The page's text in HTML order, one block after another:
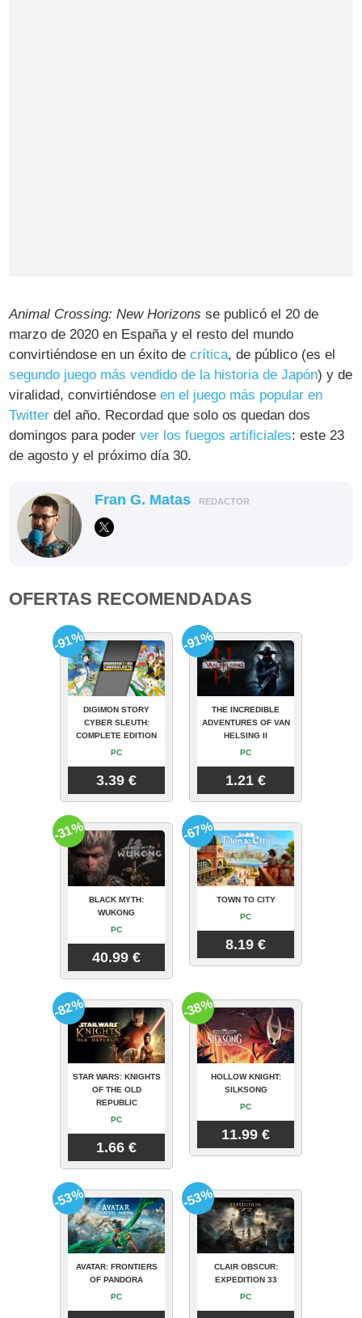
Animal Crossing: New Horizons se publicó el 20 de
marzo de 2020 en España y el resto del mundo
convirtiéndose en un éxito decrítica, de público (es el
segundo juego más vendido de la historia de Japón) y de
viralidad, convirtiéndoseen el juego más popular en
Twitter del año. Recordad que solo os quedan dos
domingos para poderver los fuegos artificiales: este 23
de agosto y el próximo día 30.
Fran G. Matas REDACTOR
OFERTAS RECOMENDADAS
DIGIMON STORY
CYBER SLEUTH:
COMPLETE EDITION
PC
3.39 €
-91%
THE INCREDIBLE
ADVENTURES OF VAN
HELSING II
PC
1.21 €
-91%
BLACK MYTH:
WUKONG
PC
40.99 €
-31%
TOWN TO CITY
PC
8.19 €
-67%
STAR WARS: KNIGHTS
OF THE OLD
REPUBLIC
PC
1.66 €
-82%
HOLLOW KNIGHT:
SILKSONG
PC
11.99 €
-38%
AVATAR: FRONTIERS
OF PANDORA
PC
-53%
CLAIR OBSCUR:
EXPEDITION 33
PC
-53%